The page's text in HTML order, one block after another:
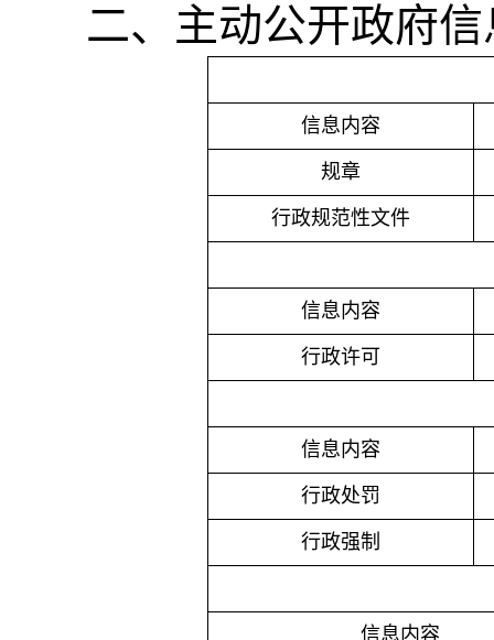
二、主动公开政府
信息内容
规章
行政规范性文件
信息内容
行政许可
信息内容
行政处罚
行政强制
信息内容